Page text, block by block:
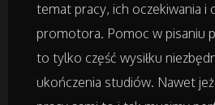
Biżuteria
Dla Dzieci
temat pracy, ich oczekiwania i
promotora. Pomoc w pisaniu
to tylko część wysiłku
ukończenia studiów. Nawet